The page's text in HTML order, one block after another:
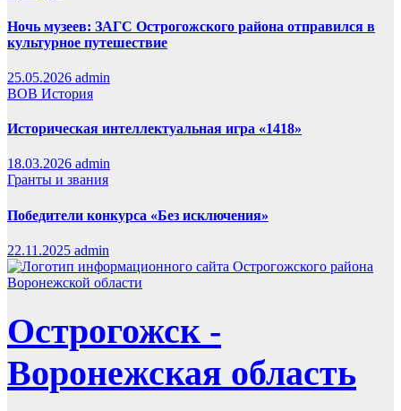
Ночь музеев: ЗАГС Острогожского района отправился в
культурное путешествие
25.05.2026 admin
ВОВ История
Историческая интеллектуальная игра «1418»
18.03.2026 admin
Гранты и звания
Победители конкурса «Без исключения»
22.11.2025 admin
Острогожск -
Воронежская область